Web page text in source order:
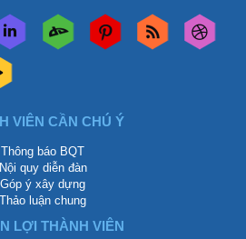
VIÊN CẦN CHÚ Ý
Thông báo BQT
Nội quy diễn đàn
Góp ý xây dựng
Thảo luận chung
LỢI THÀNH VIÊN